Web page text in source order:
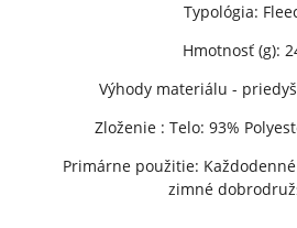
Typológia:
Hmotnosť (g):
Výhody materiálu -
Zloženie : Telo: 93%
Primárne použitie:
zimné